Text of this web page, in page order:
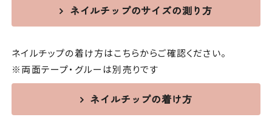
ネイルチップのサイズの測り方
ネイルチップの着け方はこちらからご確認ください。
※両面テープ・グルーは別売りです
ネイルチップの着け方